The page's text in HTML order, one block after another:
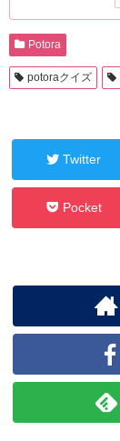
Potora
potoraクイズ
Twitter
Pocket